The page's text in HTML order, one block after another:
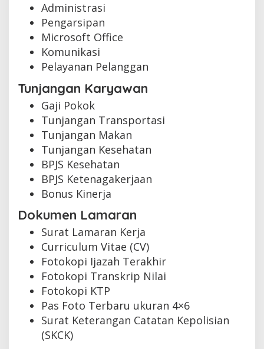
Administrasi
Pengarsipan
Microsoft Office
Komunikasi
Pelayanan Pelanggan
Tunjangan Karyawan
Gaji Pokok
Tunjangan Transportasi
Tunjangan Makan
Tunjangan Kesehatan
BPJS Kesehatan
BPJS Ketenagakerjaan
Bonus Kinerja
Dokumen Lamaran
Surat Lamaran Kerja
Curriculum Vitae (CV)
Fotokopi Ijazah Terakhir
Fotokopi Transkrip Nilai
Fotokopi KTP
Pas Foto Terbaru ukuran 4×6
Surat Keterangan Catatan Kepolisian
(SKCK)